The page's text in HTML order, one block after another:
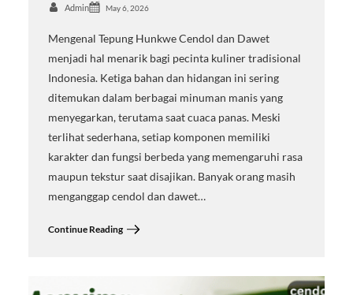
Admin May 6, 2026
Mengenal Tepung Hunkwe Cendol dan Dawet
menjadi hal menarik bagi pecinta kuliner tradisional
Indonesia. Ketiga bahan dan hidangan ini sering
ditemukan dalam berbagai minuman manis yang
menyegarkan, terutama saat cuaca panas. Meski
terlihat sederhana, setiap komponen memiliki
karakter dan fungsi berbeda yang memengaruhi rasa
maupun tekstur saat disajikan. Banyak orang masih
menganggap cendol dan dawet…
Continue Reading